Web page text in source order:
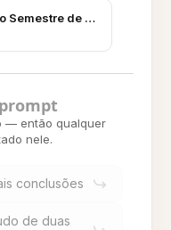
Semestre de Outono -
— então qualquer
nele.
conclusões
de duas